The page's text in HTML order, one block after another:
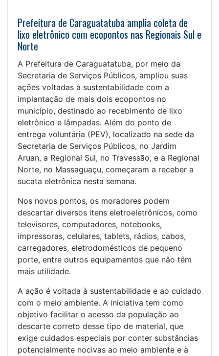
Prefeitura de Caraguatatuba amplia coleta de
lixo eletrônico com ecopontos nas Regionais Sul e
Norte
A Prefeitura de Caraguatatuba, por meio da
Secretaria de Serviços Públicos, ampliou suas
ações voltadas à sustentabilidade com a
implantação de mais dois ecopontos no
município, destinado ao recebimento de lixo
eletrônico e lâmpadas. Além do ponto de
entrega voluntária (PEV), localizado na sede da
Secretaria de Serviços Públicos, no Jardim
Aruan, a Regional Sul, no Travessão, e a Regional
Norte, no Massaguaçu, começaram a receber a
sucata eletrônica nesta semana.
Nos novos pontos, os moradores podem
descartar diversos itens eletroeletrônicos, como
televisores, computadores, notebooks,
impressoras, celulares, tablets, rádios, cabos,
carregadores, eletrodomésticos de pequeno
porte, entre outros equipamentos que não têm
mais utilidade.
A ação é voltada à sustentabilidade e ao cuidado
com o meio ambiente. A iniciativa tem como
objetivo facilitar o acesso da população ao
descarte correto desse tipo de material, que
exige cuidados especiais por conter substâncias
potencialmente nocivas ao meio ambiente e à